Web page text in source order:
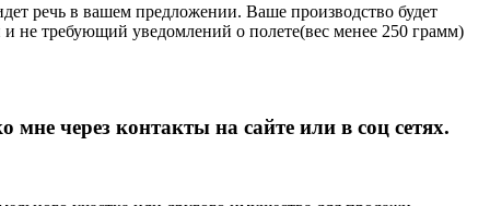
речь в вашем предложении. Ваше производство будет
не требующий уведомлений о полете(вес менее 250 грамм)
через контакты на сайте или в соц сетях.